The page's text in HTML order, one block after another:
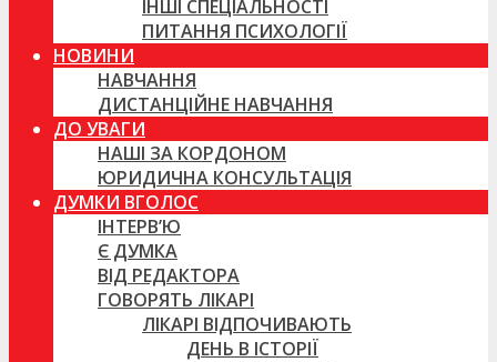
ІНШІ СПЕЦІАЛЬНОСТІ
ПИТАННЯ ПСИХОЛОГІЇ
НОВИНИ
НАВЧАННЯ
ДИСТАНЦІЙНЕ НАВЧАННЯ
ДО УВАГИ
НАШІ ЗА КОРДОНОМ
ЮРИДИЧНА КОНСУЛЬТАЦІЯ
ДУМКИ ВГОЛОС
ІНТЕРВ’Ю
Є ДУМКА
ВІД РЕДАКТОРА
ГОВОРЯТЬ ЛІКАРІ
ЛІКАРІ ВІДПОЧИВАЮТЬ
ДЕНЬ В ІСТОРІЇ